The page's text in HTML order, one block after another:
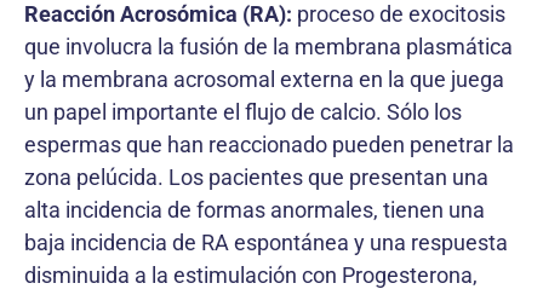
Reacción Acrosómica (RA): proceso de exocitosis
que involucra la fusión de la membrana plasmática
y la membrana acrosomal externa en la que juega
un papel importante el flujo de calcio. Sólo los
espermas que han reaccionado pueden penetrar la
zona pelúcida. Los pacientes que presentan una
alta incidencia de formas anormales, tienen una
baja incidencia de RA espontánea y una respuesta
disminuida a la estimulación con Progesterona,